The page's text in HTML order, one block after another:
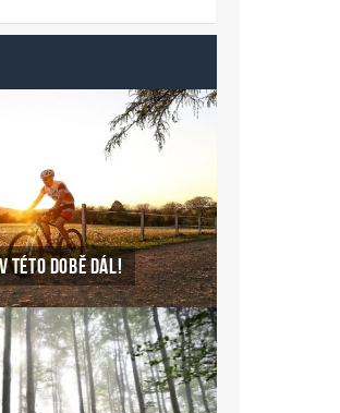
TÉTO DOBĚ DÁL!